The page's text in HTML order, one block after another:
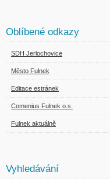
Oblíbené odkazy
SDH Jerlochovice
Město Fulnek
Editace estránek
Comenius Fulnek o.s.
Fulnek aktuálně
Vyhledávání